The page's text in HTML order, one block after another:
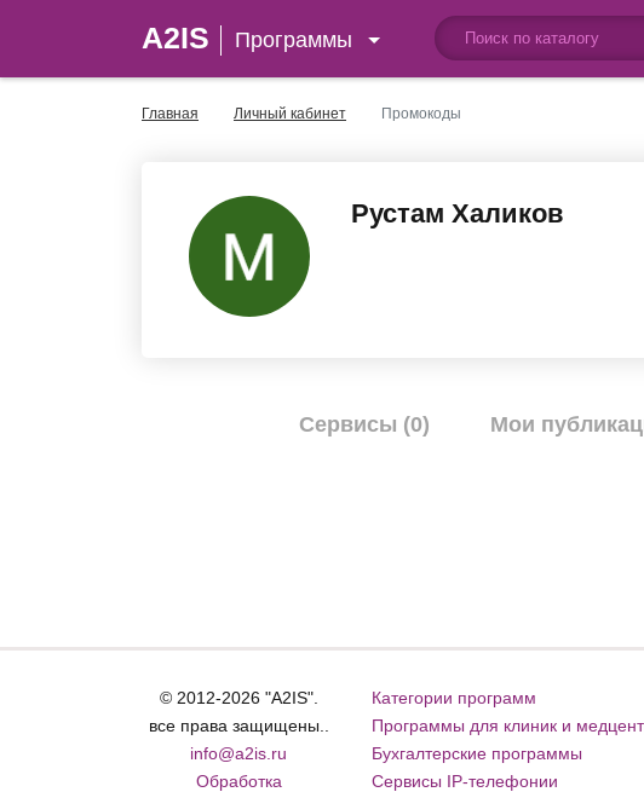
A2IS Программы
Главная Личный кабинет Промокоды
Рустам Халиков
Сервисы (0) Мои
© 2012-2026 "A2IS".
все права защищены..
info@a2is.ru
Обработка
Категории программ
Программы для клиник и
Бухгалтерские программы
Сервисы IP-телефонии